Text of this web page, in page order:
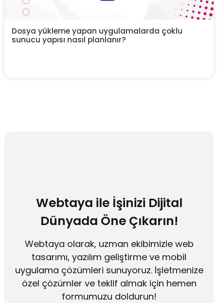
Dosya yükleme yapan uygulamalarda çoklu
sunucu yapısı nasıl planlanır?
Webtaya ile İşinizi Dijital
Dünyada Öne Çıkarın!
Webtaya olarak, uzman ekibimizle web
tasarımı, yazılım geliştirme ve mobil
uygulama çözümleri sunuyoruz. İşletmenize
özel çözümler ve teklif almak için hemen
formumuzu doldurun!